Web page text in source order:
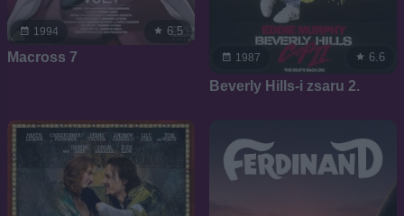
1994 6.5
Macross 7 1987 6.6
Beverly Hills-i zsaru 2.